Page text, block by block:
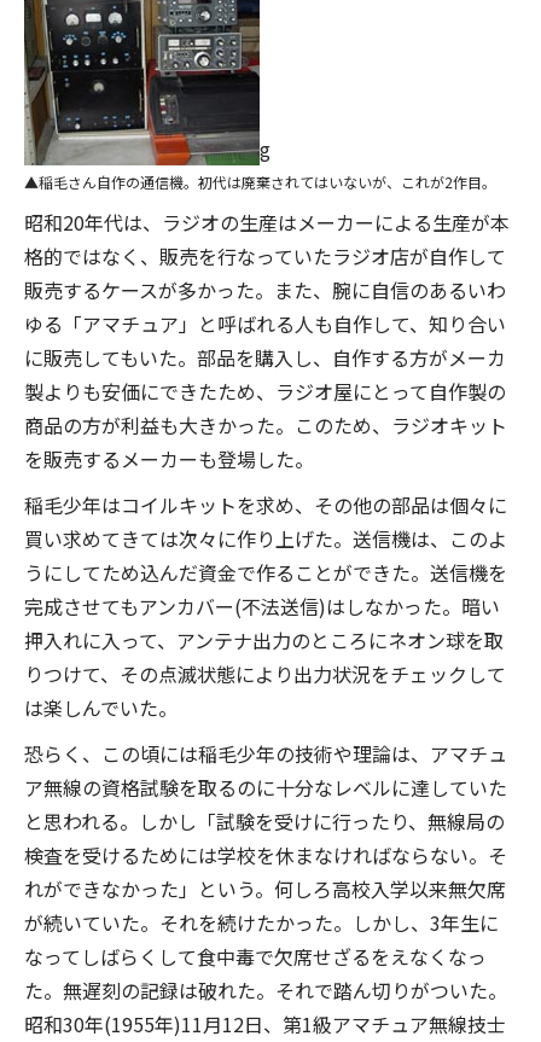
g
稲毛さん自作の通信機。初代は廃棄されてはいないが、これが2作目。
昭和20年代は、ラジオの生産はメーカーによる生産が本
格的ではなく、販売を行なっていたラジオ店が自作して
販売するケースが多かった。また、腕に自信のあるいわ
ゆる「アマチュア」と呼ばれる人も自作して、知り合い
に販売してもいた。部品を購入し、自作する方がメーカ
製よりも安価にできたため、ラジオ屋にとって自作製の
商品の方が利益も大きかった。このため、ラジオキット
を販売するメーカーも登場した。
稲毛少年はコイルキットを求め、その他の部品は個々に
買い求めてきては次々に作り上げた。送信機は、このよ
うにしてため込んだ資金で作ることができた。送信機を
完成させてもアンカバー(不法送信)はしなかった。暗い
押入れに入って、アンテナ出力のところにネオン球を取
りつけて、その点滅状態により出力状況をチェックして
は楽しんでいた。
恐らく、この頃には稲毛少年の技術や理論は、アマチュ
ア無線の資格試験を取るのに十分なレベルに達していた
と思われる。しかし「試験を受けに行ったり、無線局の
検査を受けるためには学校を休まなければならない。そ
れができなかった」という。何しろ高校入学以来無欠席
が続いていた。それを続けたかった。しかし、3年生に
なってしばらくして食中毒で欠席せざるをえなくなっ
た。無遅刻の記録は破れた。それで踏ん切りがついた。
昭和30年(1955年)11月12日、第1級アマチュア無線技士